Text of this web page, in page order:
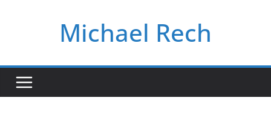
Michael Rech